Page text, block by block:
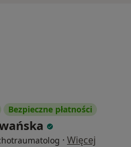
Bezpieczne płatności
· Więcej